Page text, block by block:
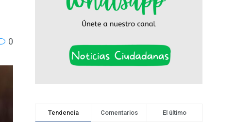
0
Tendencia Comentarios El último